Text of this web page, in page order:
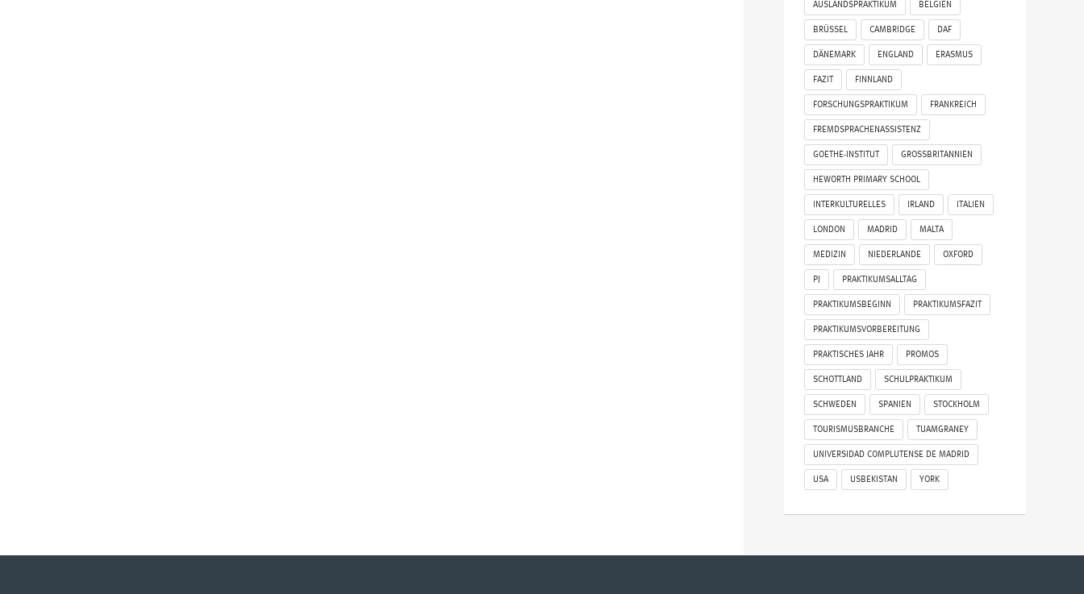
AUSLANDSPRAKTIKUM BELGIEN
BRÜSSEL CAMBRIDGE DAF
DÄNEMARK ENGLAND ERASMUS
FAZIT FINNLAND
FORSCHUNGSPRAKTIKUM FRANKREICH
FREMDSPRACHENASSISTENZ
GOETHE-INSTITUT GROSSBRITANNIEN
HEWORTH PRIMARY SCHOOL
INTERKULTURELLES IRLAND ITALIEN
LONDON MADRID MALTA
MEDIZIN NIEDERLANDE OXFORD
PJ PRAKTIKUMSALLTAG
PRAKTIKUMSBEGINN PRAKTIKUMSFAZIT
PRAKTIKUMSVORBEREITUNG
PRAKTISCHES JAHR PROMOS
SCHOTTLAND SCHULPRAKTIKUM
SCHWEDEN SPANIEN STOCKHOLM
TOURISMUSBRANCHE TUAMGRANEY
UNIVERSIDAD COMPLUTENSE DE MADRID
USA USBEKISTAN YORK